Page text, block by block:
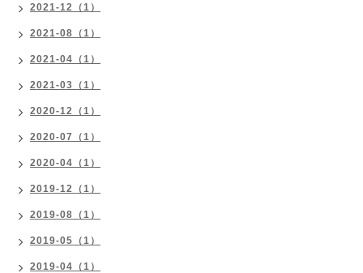
2021-12（1）
2021-08（1）
2021-04（1）
2021-03（1）
2020-12（1）
2020-07（1）
2020-04（1）
2019-12（1）
2019-08（1）
2019-05（1）
2019-04（1）